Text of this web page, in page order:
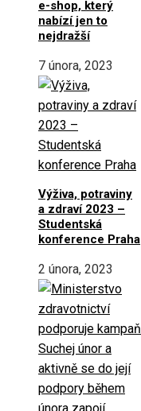
e-shop, který
nabízí jen to
nejdražší
7 února, 2023
Výživa, potraviny
a zdraví 2023 –
Studentská
konference Praha
2 února, 2023